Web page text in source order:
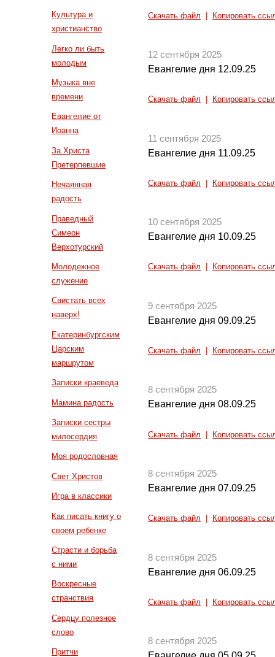
Культура и
христианство
Легко ли быть
молодым
Музыка вне
времени
Евангелие от
Иоанна
За Христа
Претерпевшие
Нечаянная
радость
Праведный
Симеон
Верхотурский
Молодежное
служение
Свистать всех
наверх!
Екатеринбургским
Царским
маршрутом
Записки краеведа
Мамина радость
Записки сестры
милосердия
Моя родословная
Свет Христов
Игра в классики
Как писать книгу о
своем ребенке
Страсти и борьба
с ними
Воскресные
странствия
Сердцу полезное
слово
Притчи
Скачать файл Копировать
12 сентября 2025
Евангелие дня 12.09.25
Скачать файл Копировать
11 сентября 2025
Евангелие дня 11.09.25
Скачать файл Копировать
10 сентября 2025
Евангелие дня 10.09.25
Скачать файл Копировать
9 сентября 2025
Евангелие дня 09.09.25
Скачать файл Копировать
8 сентября 2025
Евангелие дня 08.09.25
Скачать файл Копировать
8 сентября 2025
Евангелие дня 07.09.25
Скачать файл Копировать
8 сентября 2025
Евангелие дня 06.09.25
Скачать файл Копировать
8 сентября 2025